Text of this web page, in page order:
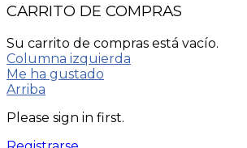
CARRITO DE COMPRAS
Su carrito de compras está vacío.
Columna izquierda
Me ha gustado
Arriba
Please sign in first.